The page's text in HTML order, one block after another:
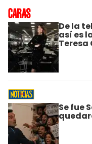
De la
así es
Se fue